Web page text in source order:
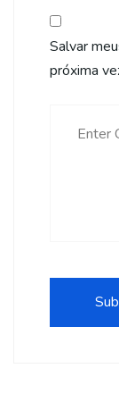
Salvar
próxima